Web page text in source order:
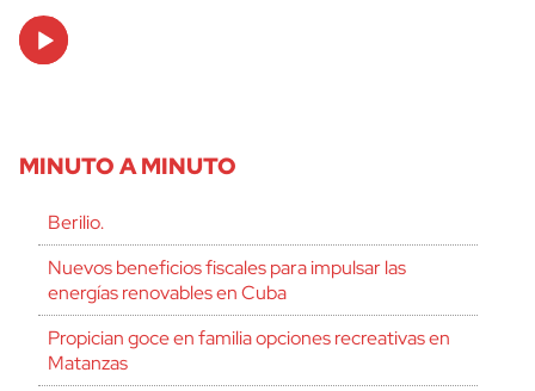
Audio
Player
MINUTO A MINUTO
Berilio.
Nuevos beneficios fiscales para impulsar las
energías renovables en Cuba
Propician goce en familia opciones recreativas en
Matanzas